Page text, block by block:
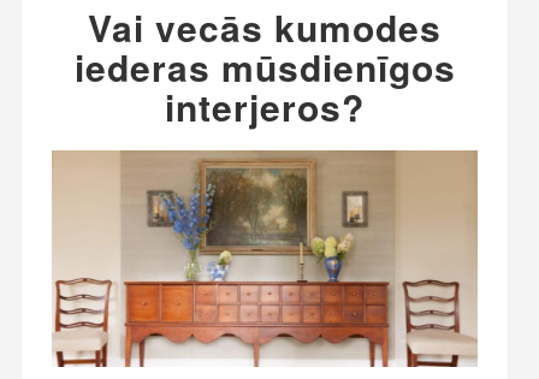
Vai vecās kumodes
iederas mūsdienīgos
interjeros?